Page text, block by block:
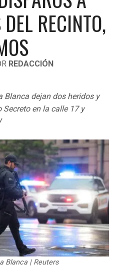
RECINTO,
REDACCIÓN
Blanca dejan dos heridos y
en la calle 17 y
Blanca | Reuters